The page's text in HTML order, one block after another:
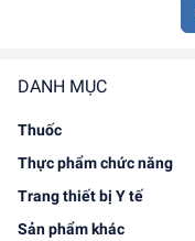
DANH MỤC
Thuốc
Thực phẩm chức năng
Trang thiết bị Y tế
Sản phẩm khác